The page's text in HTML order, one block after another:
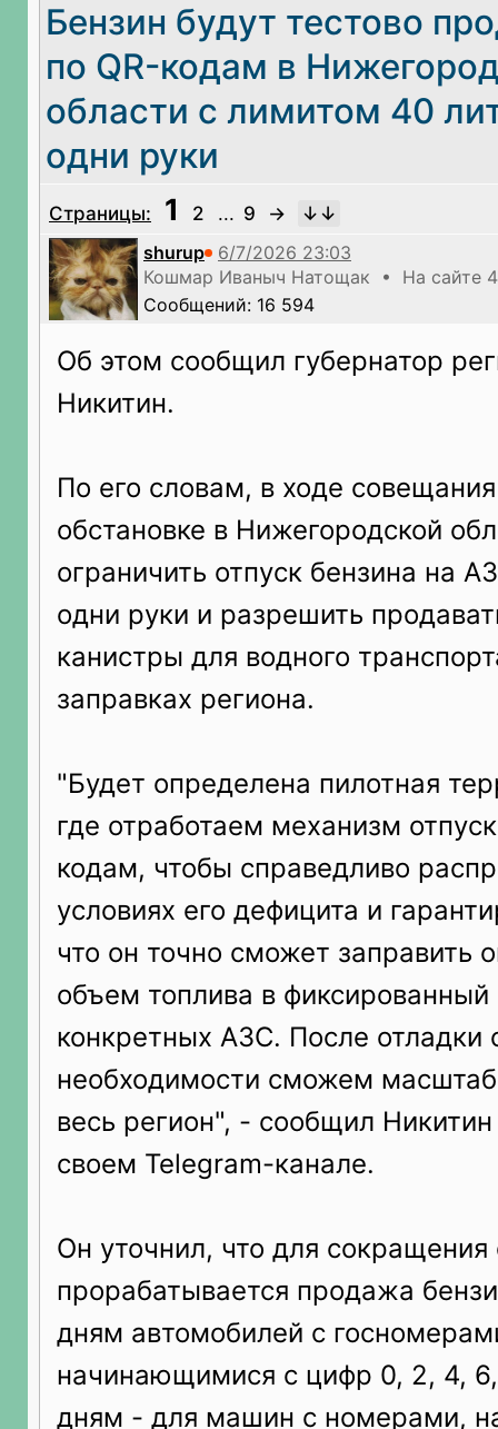
Бензин будут тестово
по QR-кодам в
области с лимитом 40
одни руки
Страницы: 1 2 ... 9
→
shurup
Кошмар Иваныч Натощак • На сайте 4
Сообщений: 16 594
Об этом сообщил губернатор
Никитин.
По его словам, в ходе
обстановке в Нижегородской
ограничить отпуск бензина на
одни руки и разрешить
канистры для водного
заправках региона.
"Будет определена пилотная
где отработаем механизм
кодам, чтобы справедливо
условиях его дефицита и
что он точно сможет заправить
объем топлива в фиксированный
конкретных АЗС. После отладки
необходимости сможем
весь регион", - сообщил Никитин
своем Telegram-канале.
Он уточнил, что для
прорабатывается продажа
дням автомобилей с
начинающимися с цифр 0, 2, 4,
дням - для машин с номерами,